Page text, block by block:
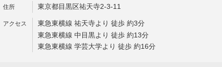
東京都目黒区祐天寺2-3-11
東急東横線 祐天寺より 徒歩 約3分
東急東横線 中目黒より 徒歩 約13分
東急東横線 学芸大学より 徒歩 約16分